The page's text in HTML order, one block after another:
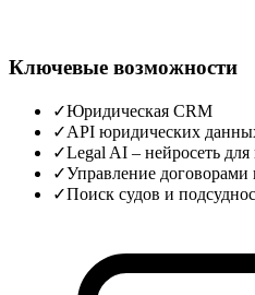
Ключевые возможности
✓Юридическая CRM
✓API юридических
✓Legal AI – нейросеть для
✓Управление договорами
✓Поиск судов и